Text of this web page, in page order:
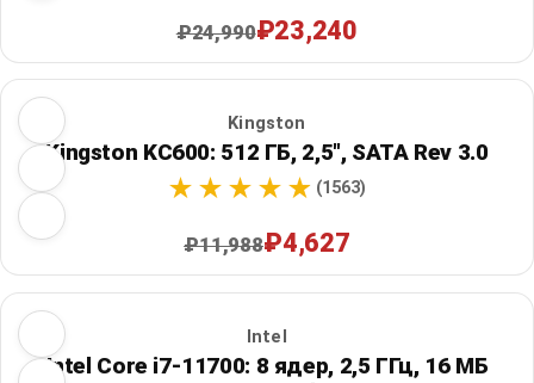
₽24,990₽23,240
Kingston
Kingston KC600: 512 ГБ, 2,5", SATA Rev 3.0
(1563)
₽11,988₽4,627
Intel
Intel Core i7-11700: 8 ядер, 2,5 ГГц, 16 МБ